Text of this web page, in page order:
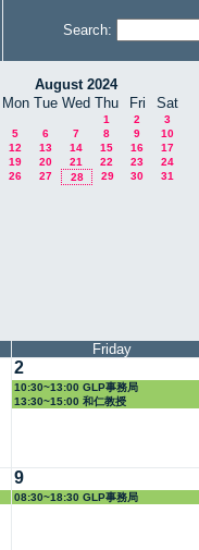
Search:
August 2024
Mon Tue Wed Thu Fri Sat
1 2
3
5 6 7 8 9
10
12 13 14 15 16
17
19 20 21 22 23
24
26 27 28 29 30 31
Friday
2
10:30~13:00 GLP事務局
13:30~15:00 和仁教授
9
08:30~18:30 GLP事務局